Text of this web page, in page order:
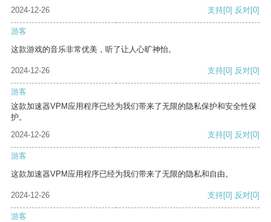
2024-12-26
支持[0] 反对[0]
游客
这款游戏的音乐非常优美，听了让人心旷神怡。
2024-12-26 支持[0] 反对[0]
游客
这款加速器VPM应用程序已经为我们带来了无限的隐私保护和安全性保
护。
2024-12-26
支持[0] 反对[0]
游客
这款加速器VPM应用程序已经为我们带来了无限的隐私和自由。
2024-12-26 支持[0] 反对[0]
游客